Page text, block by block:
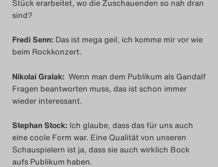
Stück erarbeitet, wo die Zuschauenden so nah dran
sind?
Fredi Senn: Das ist mega geil, ich komme mir vor wie
beim Rockkonzert.
Nikolai Gralak: Wenn man dem Publikum als Gandalf
Fragen beantworten muss, das ist schon immer
wieder interessant.
Stephan Stock: Ich glaube, dass das für uns auch
eine coole Form war. Eine Qualität von unseren
Schauspielern ist ja, dass sie auch wirklich Bock
aufs Publikum haben.